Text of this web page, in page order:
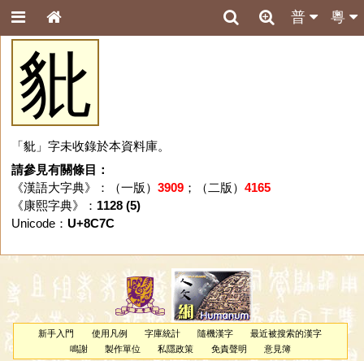
粵
普
豼
「豼」字未收錄於本資料庫。
請參見有關條目：
《漢語大字典》：（一版） 3909；（二版） 4165
《康熙字典》： 1128 (5)
Unicode： U+8C7C
新手入門 使用凡例 字庫統計 隨機漢字
最近被搜索的漢字
鳴謝
製作單位 私隱政策 免責聲明 意見簿